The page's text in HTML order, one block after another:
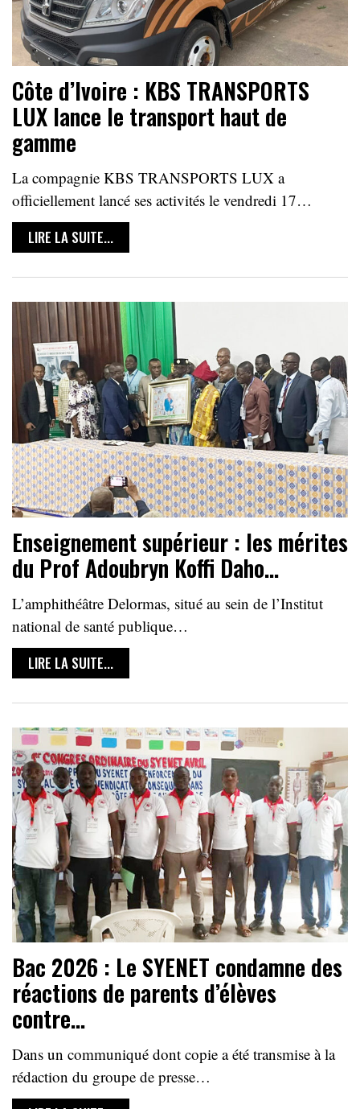
Côte d’Ivoire : KBS TRANSPORTS
LUX lance le transport haut de
gamme
La compagnie KBS TRANSPORTS LUX a
officiellement lancé ses activités le vendredi 17…
LIRE LA SUITE...
Enseignement supérieur : les mérites
du Prof Adoubryn Koffi Daho…
L’amphithéâtre Delormas, situé au sein de l’Institut
national de santé publique…
LIRE LA SUITE...
Bac 2026 : Le SYENET condamne des
réactions de parents d’élèves
contre…
Dans un communiqué dont copie a été transmise à la
rédaction du groupe de presse…